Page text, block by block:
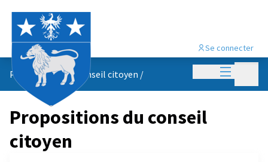
Menu
Se connecter
Propositions du conseil citoyen /
Propositions du conseil
citoyen